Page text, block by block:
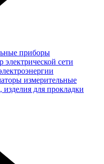
приборы
электрической сети
измерительные
изделия для прокладки